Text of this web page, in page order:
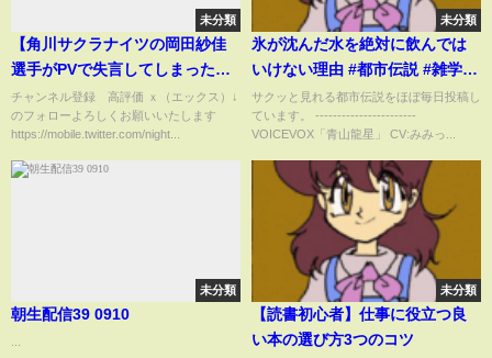
未分類
【角川サクラナイツの岡田紗佳
選手がPVで失言してしまった件
についてお気持ち表明させてい
ただきます#2】
チャンネル登録 高評価 ｘ（エックス）↓
のフォローよろしくお願いいたします
https://mobile.twitter.com/night...
未分類
氷が沈んだ水を絶対に飲んでは
いけない理由 #都市伝説 #雑学 #
怖い話 #shorts
サクッと見れる都市伝説をほぼ毎日投稿し
ています。 -----------------------
VOICEVOX「青山龍星」 CV:みみっ...
未分類
朝生配信39 0910
未分類
【読書初心者】仕事に役立つ良
い本の選び方3つのコツ